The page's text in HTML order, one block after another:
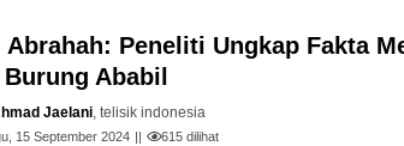
Peneliti Ungkap Fakta
Burung Ababil
Jaelani, telisik indonesia
15 September 2024 615 dilihat